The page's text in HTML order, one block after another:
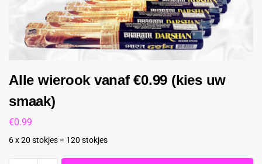
Alle wierook vanaf €0.99 (kies uw
smaak)
€0.99
6 x 20 stokjes = 120 stokjes